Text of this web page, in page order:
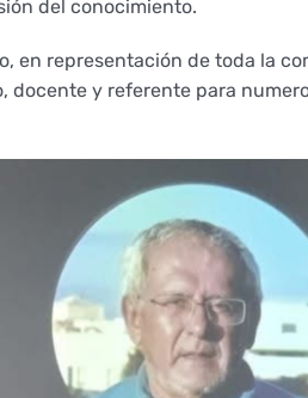
del conocimiento.
en representación de toda la
docente y referente para